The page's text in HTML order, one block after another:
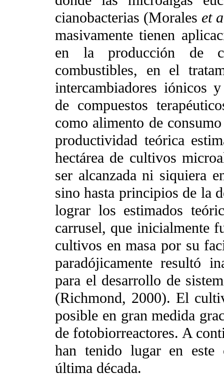
cianobacterias (Morales et
masivamente tienen
en la producción de
combustibles, en el
intercambiadores iónicos
de compuestos
como alimento de
productividad teórica
hectárea de cultivos
ser alcanzada ni siquiera
sino hasta principios de la
lograr los estimados
carrusel, que inicialmente
cultivos en masa por su
paradójicamente resultó
para el desarrollo de
(Richmond, 2000). El
posible en gran medida
de fotobiorreactores. A
han tenido lugar en este
última década.